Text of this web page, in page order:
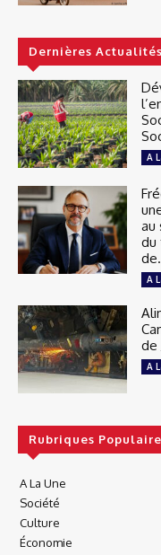
Dernières Actualités
A
au
du
A
de
A
Rubriques
A La Une
Société
Culture
Économie